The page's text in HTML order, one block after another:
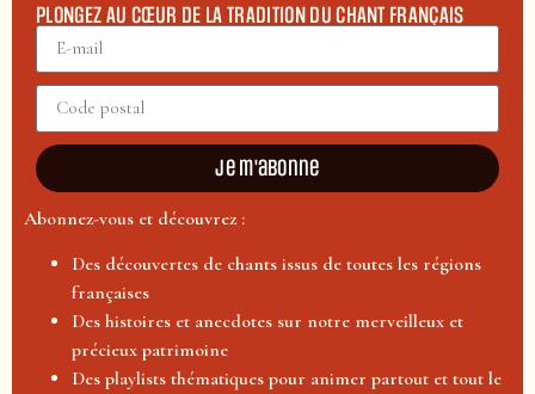
PLONGEZ AU CŒUR DE LA TRADITION DU CHANT FRANÇAIS
Je m'abonne
Abonnez-vous et découvrez :
Des découvertes de chants issus de toutes les régions
françaises
Des histoires et anecdotes sur notre merveilleux et
précieux patrimoine
Des playlists thématiques pour animer partout et tout le